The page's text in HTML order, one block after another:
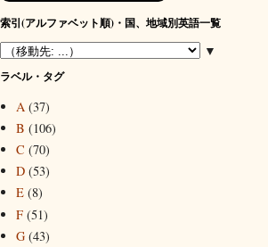
索引(アルファベット順)・国、地域別英語一覧
▼
ラベル・タグ
A (37)
B (106)
C (70)
D (53)
E (8)
F (51)
G (43)